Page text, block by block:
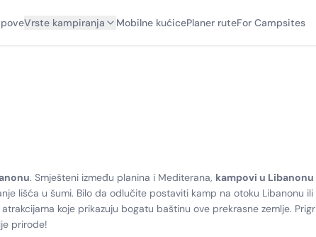
Vrste kampiranja Mobilne kućicePlaner ruteFor Campsites
. Smješteni između planina i Mediterana, kampovi u Libanonu
lišća u šumi. Bilo da odlučite postaviti kamp na otoku Libanonu
koje prikazuju bogatu baštinu ove prekrasne zemlje.
prirode!